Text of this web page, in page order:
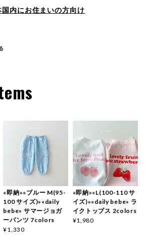
国内にお住まいの方向け
«即納»«ブルー M(95-
100 サイズ)»«daily
bebe» サマージョガ
ーパンツ 7colors
¥1,330
«即納»«L(100-110 サ
イズ)»«daily bebe» ラ
イクトップス 2colors
¥1,980